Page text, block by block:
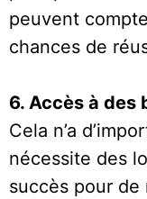
peuvent
chances de
6. Accès à des
Cela n’a
nécessite des
succès pour de